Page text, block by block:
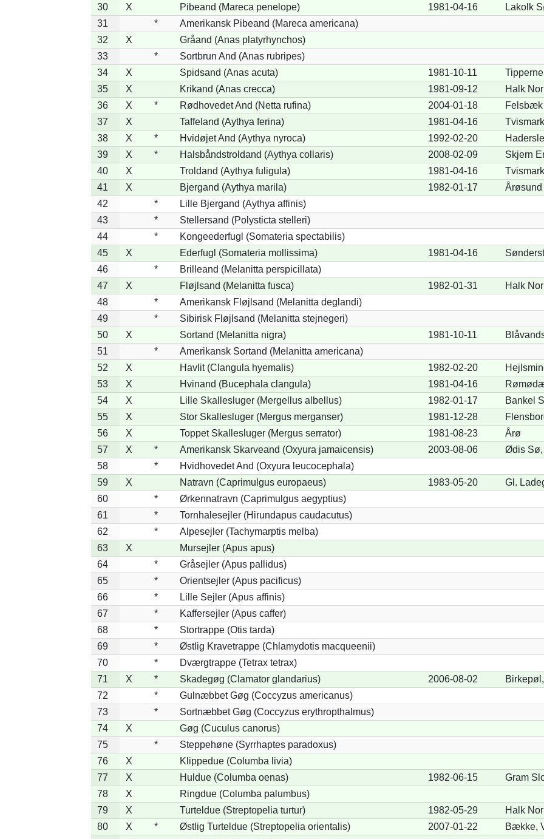
30
X Pibeand (Mareca penelope) 1981-04-16
Lakolk
31
*
Amerikansk Pibeand (Mareca americana)
32
X
Gråand (Anas platyrhynchos)
33
*
Sortbrun And (Anas rubripes)
34
X Spidsand (Anas acuta) 1981-10-11
Tipperne
35
X Krikand (Anas crecca) 1981-09-12
Halk Nor
36
X * Rødhovedet And (Netta rufina) 2004-01-18
37
X Taffeland (Aythya ferina) 1981-04-16
38
X * Hvidøjet And (Aythya nyroca) 1992-02-20
39
X * Halsbåndstroldand (Aythya collaris) 2008-02-09
Skjern
40
X Troldand (Aythya fuligula) 1981-04-16
41
X Bjergand (Aythya marila) 1982-01-17
Årøsund
42
*
Lille Bjergand (Aythya affinis)
43
*
Stellersand (Polysticta stelleri)
44
*
Kongeederfugl (Somateria spectabilis)
45
X Ederfugl (Somateria mollissima) 1981-04-16
46
*
Brilleand (Melanitta perspicillata)
47
X Fløjlsand (Melanitta fusca) 1982-01-31
Halk Nor
48
*
Amerikansk Fløjlsand (Melanitta deglandi)
49
*
Sibirisk Fløjlsand (Melanitta stejnegeri)
50
X Sortand (Melanitta nigra) 1981-10-11
51
*
Amerikansk Sortand (Melanitta americana)
52
X Havlit (Clangula hyemalis) 1982-02-20
53
X Hvinand (Bucephala clangula) 1981-04-16
54
X Lille Skallesluger (Mergellus albellus) 1982-01-17
Bankel
55
X Stor Skallesluger (Mergus merganser) 1981-12-28
56
X Toppet Skallesluger (Mergus serrator) 1981-08-23
Årø
57
X * Amerikansk Skarveand (Oxyura jamaicensis) 2003-08-06
Ødis Sø,
58
*
Hvidhovedet And (Oxyura leucocephala)
59
X Natravn (Caprimulgus europaeus) 1983-05-20
Gl.
60
*
Ørkennatravn (Caprimulgus aegyptius)
61
*
Tornhalesejler (Hirundapus caudacutus)
62
*
Alpesejler (Tachymarptis melba)
63
X
Mursejler (Apus apus)
64
*
Gråsejler (Apus pallidus)
65
*
Orientsejler (Apus pacificus)
66
*
Lille Sejler (Apus affinis)
67
*
Kaffersejler (Apus caffer)
68
*
Stortrappe (Otis tarda)
69
*
Østlig Kravetrappe (Chlamydotis macqueenii)
70
*
Dværgtrappe (Tetrax tetrax)
71
X * Skadegøg (Clamator glandarius) 2006-08-02
72
*
Gulnæbbet Gøg (Coccyzus americanus)
73
*
Sortnæbbet Gøg (Coccyzus erythropthalmus)
74
X
Gøg (Cuculus canorus)
75
*
Steppehøne (Syrrhaptes paradoxus)
76
X
Klippedue (Columba livia)
77
X Huldue (Columba oenas) 1982-06-15
Gram
78
X
Ringdue (Columba palumbus)
79
X Turteldue (Streptopelia turtur) 1982-05-29
Halk Nor
80
X * Østlig Turteldue (Streptopelia orientalis) 2007-01-22
Bække,